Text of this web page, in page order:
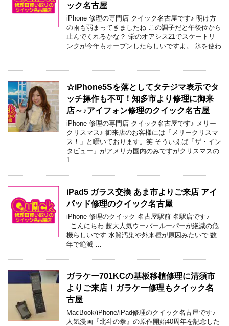
ック名古屋
iPhone 修理の専門店 クイック名古屋です♪ 明け方
の雨も弱まってきましたね この調子だと午後位から
止んでくれるかな？ 栄のオアシス21でスケートリ
ンクが今年もオープンしたらしいですよ。 氷を使わ
☆iPhone5Sを落としてタテジマ表示でタ
ッチ操作も不可！知多市より修理に御来
店～♪アイフォン修理のクイック名古屋
iPhone 修理の専門店 クイック名古屋です♪ メリー
クリスマス♪ 御来店のお客様には「メリークリスマ
ス！」と囁いております。笑 そういえば「ザ・イン
タビュー」がアメリカ国内のみですがクリスマスの
1 …
iPad5 ガラス交換 あま市よりご来店 アイ
パッド修理のクイック名古屋
iPhone 修理のクイック 名古屋駅前 名駅店です♪
こんにちわ 超大人気ウーパールーパーが絶滅の危
機らしいです 水質汚染や外来種が原因みたいで 数
年で絶滅 …
ガラケー701KCの基板移植修理に清須市
よりご来店！ガラケー修理もクイック名
古屋
MacBook/iPhone/iPad修理のクイック名古屋です♪
人気漫画『北斗の拳』の原作開始40周年を記念した